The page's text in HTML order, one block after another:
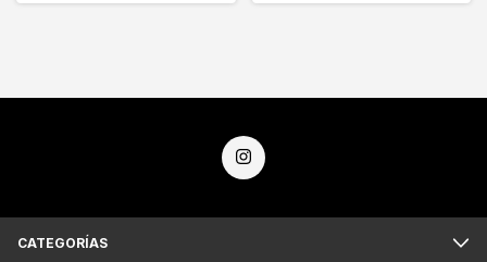
CATEGORÍAS